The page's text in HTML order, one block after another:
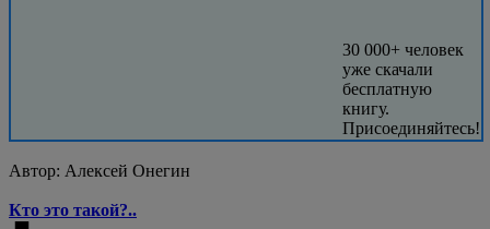
30 000+ человек
уже скачали
бесплатную
книгу.
Присоединяйтесь!
Автор: Алексей Онегин
Кто это такой?..